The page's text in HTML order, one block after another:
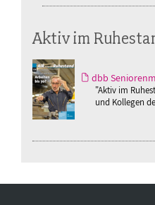
Aktiv im
dbb
"Aktiv im
und Kollegen